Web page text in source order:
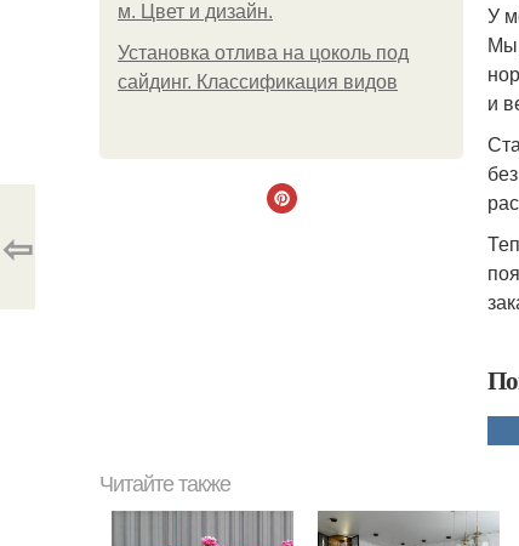
м. Цвет и дизайн.
Установка отлива на цоколь под
сайдинг. Классификация видов
У
Мы
и
⇦
Читайте также